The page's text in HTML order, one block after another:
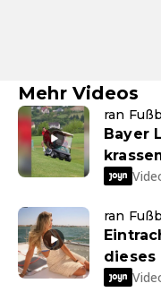
Mehr Videos
ran
Bayer
ran
dieses